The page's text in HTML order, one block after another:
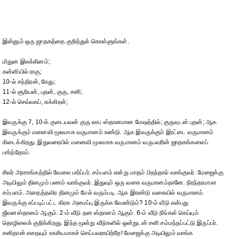
இன்னும் ஒரு ஜாதகத்தை குறித்துக் கொள்ளுங்கள்.
மிதுன இலக்கினம்;
கன்னியில் ராகு;
10-ல் சந்திரன், கேது;
11-ல் சூரியன், புதன், குரு, சனி;
12-ல் செவ்வாய், சுக்கிரன்;
இவருக்கு 7, 10-க் குடையவன் குரு லாப ஸ்தானமான மேஷத்தில்; குருவுடன் புதன்; ஆக
இவருக்கும் மனைவி மூலமாக வருமானம் உண்டு. ஆக இவருக்கும் இரட்டை வருமானம்
கிடைக்கிறது. இதுவரையில் மனைவி மூலமாக வருமானம் வருபவரின் ஜாதகங்களைப்
பார்த்தோம்.
சிலர் அரசாங்கத்தில் வேலை பார்ப்பர். சம்பளம் என்று மாதம் பிறந்தால் வாங்குவர். மேஜைக்கு
அடியிலும் தினமும் பணம் வாங்குவர். இதுவும் ஒரு வகை வருமானம்தானே. நிரந்தரமான
சம்பளம். அதைத்தவிர தினமும் மேல் வரும்படி. ஆக இரண்டு வகையில் வருமானம்.
இவருக்கு எப்படிப் பட்ட கிரக அமைப்பு இருக்க வேண்டும்? 10-ம் வீடு என்பது
ஜீவனஸ்தானம் ஆகும். 2-ம் வீடு தன ஸ்தானம் ஆகும். 6-ம் வீடு நீங்கள் செய்யும்
தொழிலைக் குறிக்கிறது. இந்த மூன்று வீடுகளில் ஒன்றுடன் சனி சம்மந்தப்பட்டு இருப்பர்.
சனிதான் எதையும் ரகசியமாகச் செய்பவராயிற்றே! மேஜைக்கு அடியிலும் வாங்க